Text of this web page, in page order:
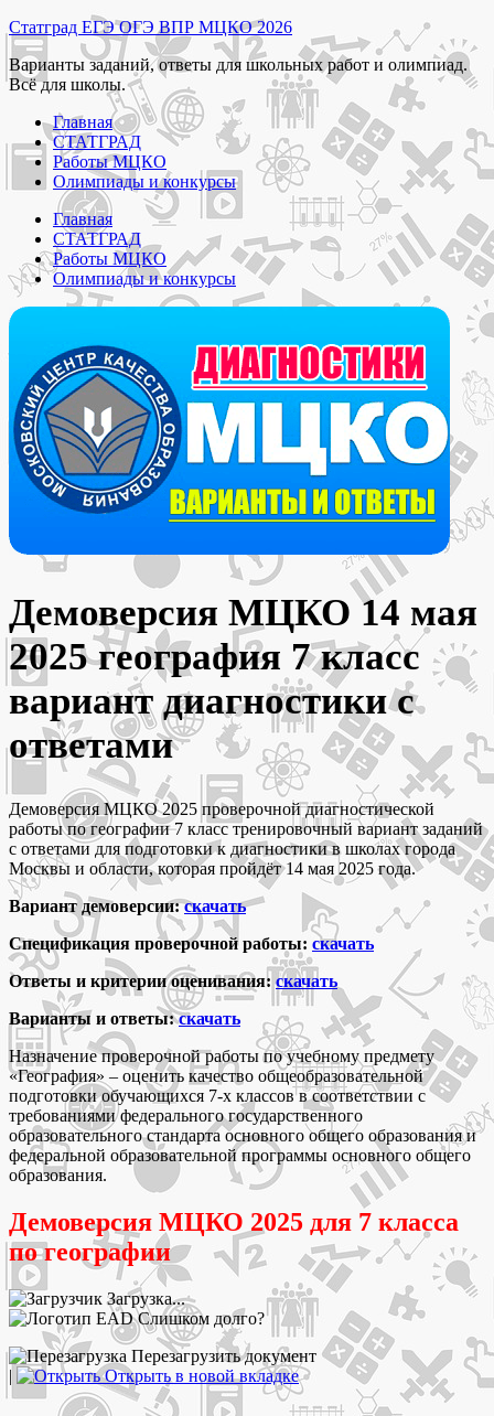
Перейти
к
содержимому
Статград ЕГЭ ОГЭ ВПР МЦКО 2026
Варианты заданий, ответы для школьных работ и олимпиад.
Всё для школы.
Главная
СТАТГРАД
Работы МЦКО
Олимпиады и конкурсы
Главная
СТАТГРАД
Работы МЦКО
Олимпиады и конкурсы
Демоверсия МЦКО 14 мая
2025 география 7 класс
вариант диагностики с
ответами
Демоверсия МЦКО 2025 проверочной диагностической
работы по географии 7 класс тренировочный вариант заданий
с ответами для подготовки к диагностики в школах города
Москвы и области, которая пройдёт 14 мая 2025 года.
Вариант демоверсии:скачать
Спецификация проверочной работы: скачать
Ответы и критерии оценивания:скачать
Варианты и ответы:скачать
Назначение проверочной работы по учебному предмету
«География» – оценить качество общеобразовательной
подготовки обучающихся 7-х классов в соответствии с
требованиями федерального государственного
образовательного стандарта основного общего образования и
федеральной образовательной программы основного общего
образования.
Демоверсия МЦКО 2025 для 7 класса
по географии
Загрузка...
Слишком долго?
Перезагрузить документ
|
Открыть в новой вкладке